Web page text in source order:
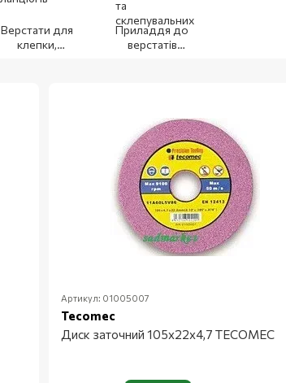
Верстати для
клепки,
Приладдя до
верстатів
Артикул: 01005007
Tecomec
Диск заточний 105х22х4,7 TECOMEC